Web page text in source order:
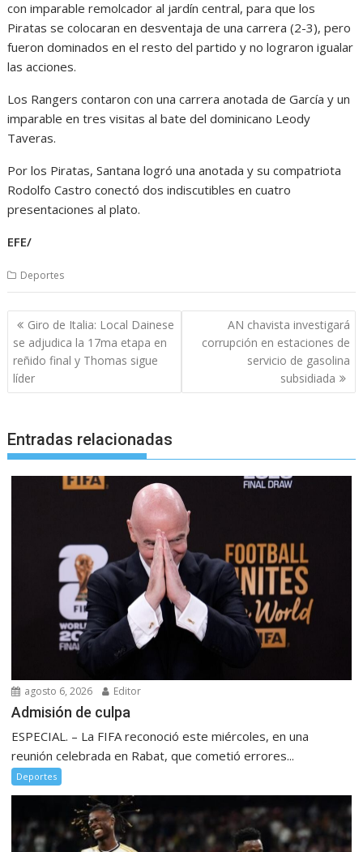
con imparable remolcador al jardín central, para que los
Piratas se colocaran en desventaja de una carrera (2-3), pero
fueron dominados en el resto del partido y no lograron igualar
las acciones.
Los Rangers contaron con una carrera anotada de García y un
imparable en tres visitas al bate del dominicano Leody
Taveras.
Por los Piratas, Santana logró una anotada y su compatriota
Rodolfo Castro conectó dos indiscutibles en cuatro
presentaciones al plato.
EFE/
Deportes
Navegación
de
entradas
Giro de Italia: Local Dainese
se adjudica la 17ma etapa en
reñido final y Thomas sigue
líder
AN chavista investigará
corrupción en estaciones de
servicio de gasolina
subsidiada
Entradas relacionadas
agosto 6, 2026 Editor
Admisión de culpa
ESPECIAL. – La FIFA reconoció este miércoles, en una
reunión celebrada en Rabat, que cometió errores...
Deportes